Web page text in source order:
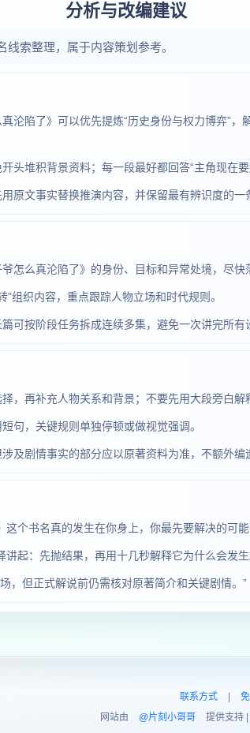
分析与改编建议
索整理，属于内容策划参考。
沦陷了》可以优先提炼“历史身份与权力博弈”
头堆积背景资料；每一段最好都回答“主角现在要
原文事实替换推演内容，并保留最有辨识度的一
怎么真沦陷了》的身份、目标和异常处境，尽快
织内容，重点跟踪人物立场和时代规则。
可按阶段任务拆成连续多集，避免一次讲完所有
，再补充人物关系和背景；不要先用大段旁白解
句，关键规则单独停顿或做视觉强调。
及剧情事实的部分应以原著资料为准，不额外编
个书名真的发生在你身上，你最先要解决的可
起：先抛结果，再用十几秒解释它为什么会发生
，但正式解说前仍需核对原著简介和关键剧情。”
联系方式
网站由
@片刻小哥哥 提供支持